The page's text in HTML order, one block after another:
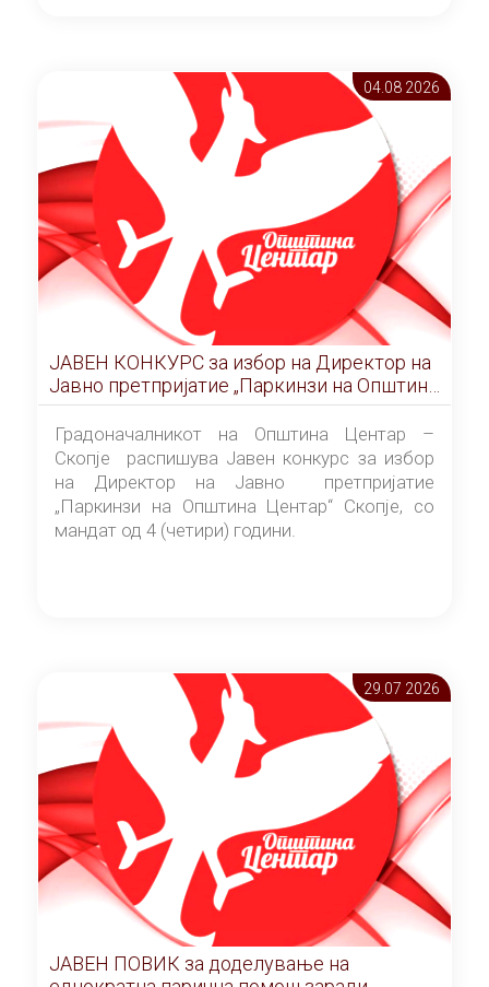
Скопје” број 9/2026), за времетраење од 3
(три) години од денот на потпишувањето на
Договорот за закуп со најповолниот
понудувач.
04.08 2026
ЈАВЕН КОНКУРС за избор на Директор на
Јавно претпријатие „Паркинзи на Општина
Центар“ – Скопје
Градоначалникот на Општина Центар –
Скопје распишува Јавен конкурс за избор
на Директор на Јавно претпријатие
„Паркинзи на Општина Центар“ Скопје, со
мандат од 4 (четири) години.
29.07 2026
ЈАВЕН ПОВИК за доделување на